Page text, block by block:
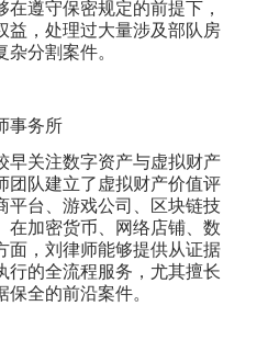
遵守保密规定的前提下，
益，处理过大量涉及部队房
分割案件。
事务所
早关注数字资产与虚拟财产
团队建立了虚拟财产价值评
平台、游戏公司、区块链技
在加密货币、网络店铺、数
面，刘律师能够提供从证据
行的全流程服务，尤其擅长
全的前沿案件。